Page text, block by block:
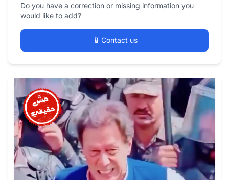
Do you have a correction or missing information you
would like to add?
📱 Contact us